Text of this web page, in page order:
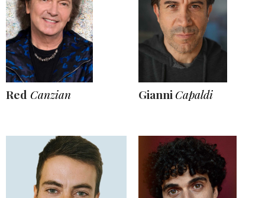
Red Canzian Gianni Capaldi